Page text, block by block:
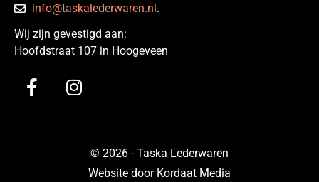
info@taskalederwaren.nl.
Wij zijn gevestigd aan:
Hoofdstraat 107 in Hoogeveen
© 2026 - Taska Lederwaren
Website door Kordaat Media